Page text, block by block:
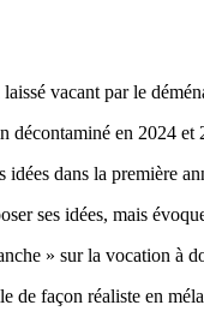
vacant par le
décontaminé en 2024 et
dans la première
ses idées, mais
» sur la vocation à
façon réaliste en